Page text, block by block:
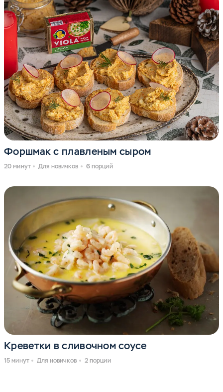
Форшмак с плавленым сыром
20 минут Для новичков 6 порций
Креветки в сливочном соусе
15 минут Для новичков 2 порции